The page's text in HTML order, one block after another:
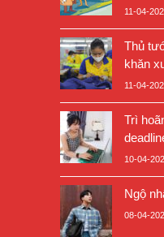
11-04-
Thủ
khăn
11-04-
Trì
10-04-
Ngộ
08-04-